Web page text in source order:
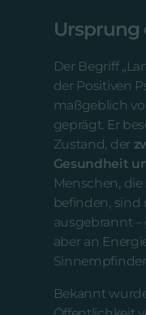
Ursprung
Der Begriff
der Positiven
maßgeblich
geprägt. Er
Zustand, der
Gesundheit
Menschen,
befinden, sind
ausgebrannt
aber an
Bekannt